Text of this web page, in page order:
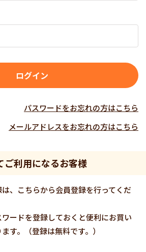
パスワードをお忘れの方はこちら
メールアドレスをお忘れの方はこちら
ご利用になるお客様
、こちらから会員登録を行ってくだ
ードを登録しておくと便利にお買い
す。（登録は無料です。）